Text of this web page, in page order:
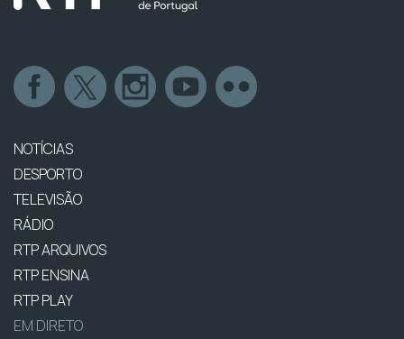
NOTÍCIAS
DESPORTO
TELEVISÃO
RÁDIO
RTP ARQUIVOS
RTP ENSINA
RTP PLAY
EM DIRETO